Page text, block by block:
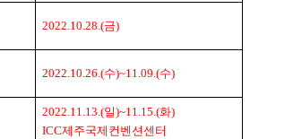
2022.10.28.(금)
2022.10.26.(수)~11.09.(수)
2022.11.13.(일)~11.15.(화)
ICC제주국제컨벤션센터